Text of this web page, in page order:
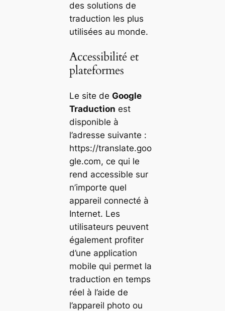
des solutions de
traduction les plus
utilisées au monde.
Accessibilité et
plateformes
Le site de Google
Traduction est
disponible à
l’adresse suivante :
https://translate.goo
gle.com, ce qui le
rend accessible sur
n’importe quel
appareil connecté à
Internet. Les
utilisateurs peuvent
également profiter
d’une application
mobile qui permet la
traduction en temps
réel à l’aide de
l’appareil photo ou